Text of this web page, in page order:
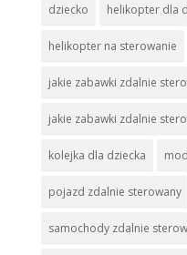
dziecko helikopter dla
helikopter na sterowanie
jakie zabawki zdalnie
jakie zabawki zdalnie
kolejka dla dziecka
pojazd zdalnie sterowany
samochody zdalnie